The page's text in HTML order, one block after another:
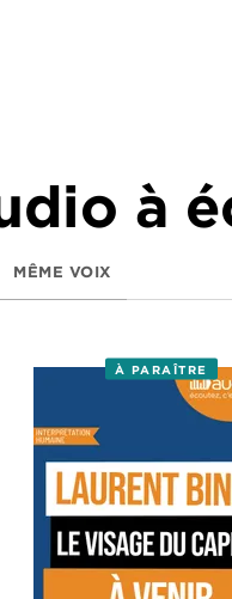
à
MÊME VOIX
À PARAÎTRE